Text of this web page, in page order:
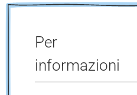
Per
informazioni